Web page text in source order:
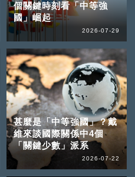
個關鍵時刻看「中等強
國」崛起
2026-07-29
甚麼是「中等強國」？戴
維來談國際關係中4個
「關鍵少數」派系
2026-07-22